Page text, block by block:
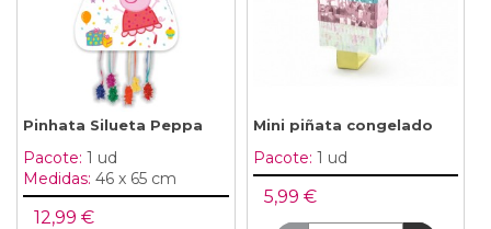
Pinhata Silueta Peppa
Pacote: 1 ud
Medidas: 46 x 65 cm
12,99 €
Mini piñata congelado
Pacote: 1 ud
5,99 €